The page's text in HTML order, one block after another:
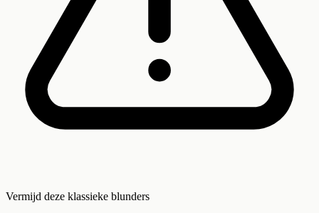
Vermijd deze klassieke blunders